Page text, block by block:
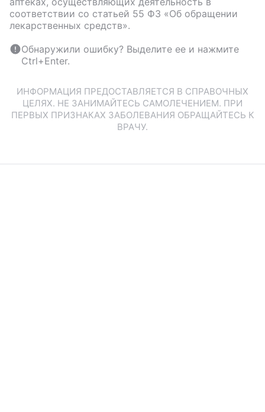
соответствии со статьей 55 ФЗ «Об обращении
лекарственных средств».
Обнаружили ошибку? Выделите ее и нажмите
Ctrl+Enter.
ИНФОРМАЦИЯ ПРЕДОСТАВЛЯЕТСЯ В СПРАВОЧНЫХ
ЦЕЛЯХ. НЕ ЗАНИМАЙТЕСЬ САМОЛЕЧЕНИЕМ. ПРИ
ПЕРВЫХ ПРИЗНАКАХ ЗАБОЛЕВАНИЯ ОБРАЩАЙТЕСЬ К
ВРАЧУ.